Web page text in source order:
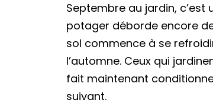
Septembre au jardin, c’est
potager déborde encore
sol commence à se
l’automne. Ceux qui
fait maintenant
suivant.